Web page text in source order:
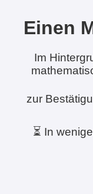
Einen
Im
zur
⏳ In